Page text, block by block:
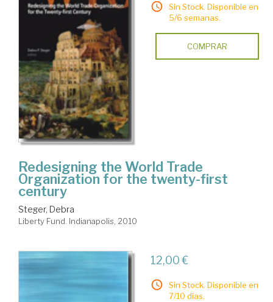
Sin Stock. Disponible en
5/6 semanas.
COMPRAR
Redesigning the World Trade
Organization for the twenty-first
century
Steger, Debra
Liberty Fund. Indianapolis, 2010
12,00 €
Sin Stock. Disponible en
7/10 días.